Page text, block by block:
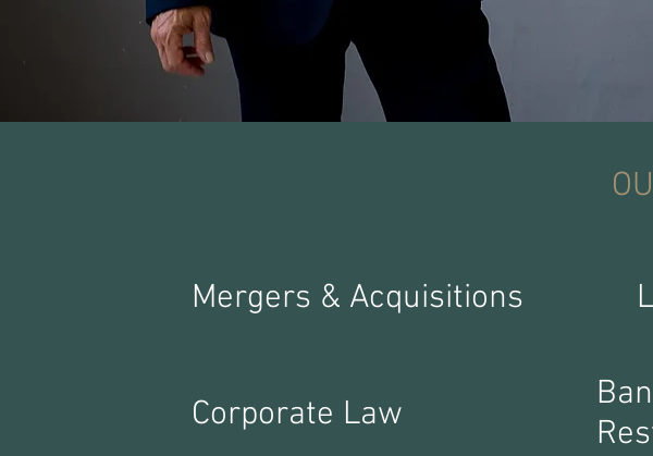
Mergers & Acquisitions
Corporate Law